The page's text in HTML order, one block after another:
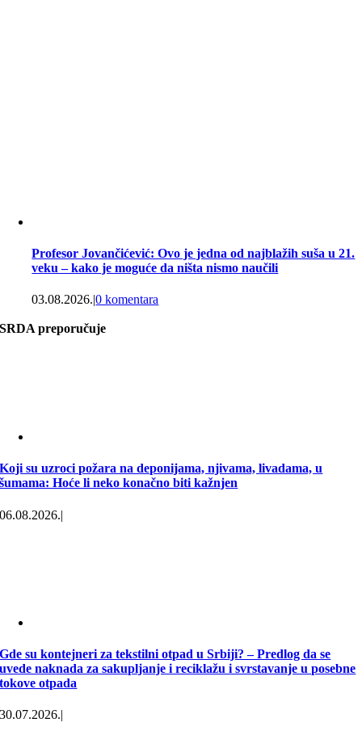
Profesor Jovančićević: Ovo je jedna od najblažih suša u 21.
veku – kako je moguće da ništa nismo naučili
03.08.2026.|0 komentara
SRDA preporučuje
Koji su uzroci požara na deponijama, njivama, livadama, u
šumama: Hoće li neko konačno biti kažnjen
06.08.2026.|
Gde su kontejneri za tekstilni otpad u Srbiji? – Predlog da se
uvede naknada za sakupljanje i reciklažu i svrstavanje u posebne
tokove otpada
30.07.2026.|